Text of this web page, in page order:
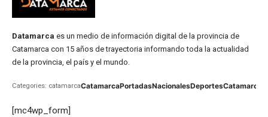
Datamarca es un medio de información digital de la provincia de
Catamarca con 15 años de trayectoria informando toda la actualidad
de la provincia, el país y el mundo.
Categories: catamarcaCatamarcaPortadasNacionalesDeportesCatamarca
[mc4wp_form]